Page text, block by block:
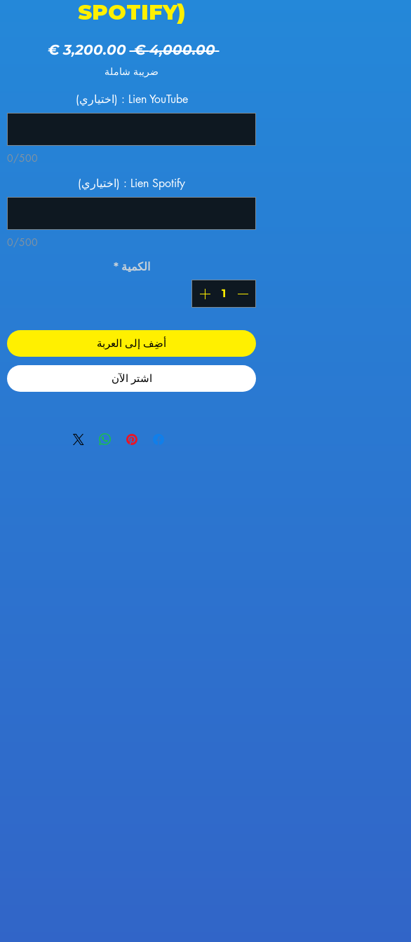
SPOTIFY)
‏4,000.00 € سعر عادي
‏3,200.00 € سعر البيع
ضريبة شاملة
Lien YouTube : (اختياري)
0/500
Lien Spotify : (اختياري)
0/500
الكمية *
أضِف إلى العربة
اشترِ الآن